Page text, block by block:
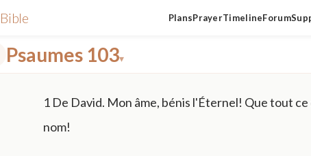
Bible PlansPrayerTimelineForum
Psaumes 103▾
1 De David. Mon âme, bénis l'Éternel! Que tout ce
nom!